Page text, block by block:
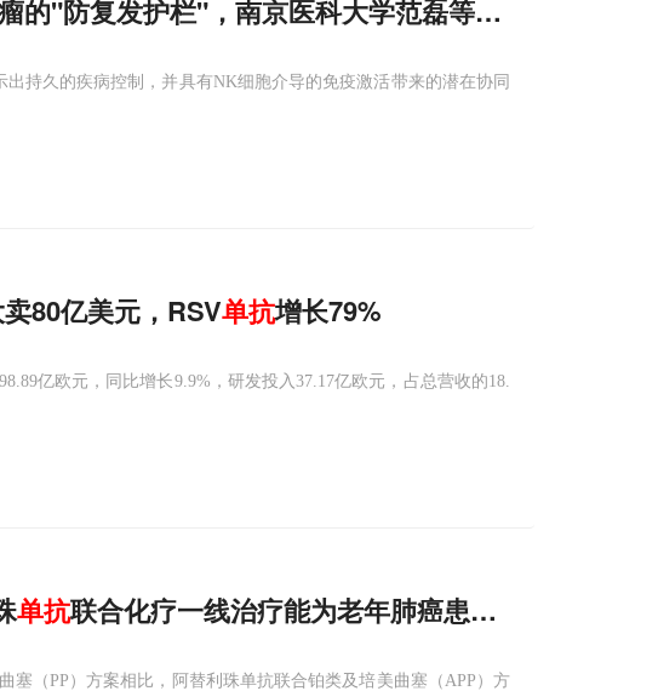
的"防复发护栏"，南京医科大学范磊等发现24 Gy放
持久的疾病控制，并具有NK细胞介导的免疫激活带来的潜在协同
80亿美元，RSV单抗增长79%
亿欧元，同比增长9.9%，研发投入37.17亿欧元，占总营收的18.
单抗联合化疗一线治疗能为老年肺癌患者保驾护航
塞（PP）方案相比，阿替利珠单抗联合铂类及培美曲塞（APP）方